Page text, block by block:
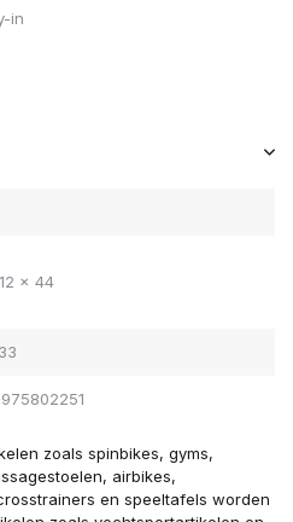
in
x 44
zoals spinbikes, gyms,
airbikes,
en speeltafels worden